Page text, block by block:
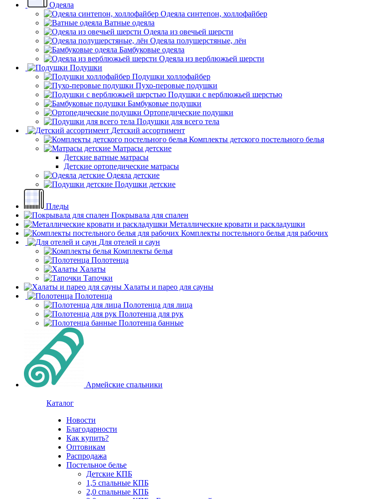
Одеяла
Одеяла синтепон, холлофайбер
Ватные одеяла
Одеяла из овечьей шерсти
Одеяла полушерстяные, лён
Бамбуковые одеяла
Одеяла из верблюжьей шерсти
Подушки
Подушки холлофайбер
Пухо-перовые подушки
Подушки с верблюжьей шерстью
Бамбуковые подушки
Ортопедические подушки
Подушки для всего тела
Детский ассортимент
Комплекты детского постельного белья
Матрасы детские
Детские ватные матрасы
Детские ортопедические матрасы
Одеяла детские
Подушки детские
Пледы
Покрывала для спален
Металлические кровати и раскладушки
Комплекты постельного белья для рабочих
Для отелей и саун
Комплекты белья
Полотенца
Халаты
Тапочки
Халаты и парео для сауны
Полотенца
Полотенца для лица
Полотенца для рук
Полотенца банные
Армейские спальники
Каталог
Новости
Благодарности
Как купить?
Оптовикам
Распродажа
Постельное белье
Детские КПБ
1,5 спальные КПБ
2,0 спальные КПБ